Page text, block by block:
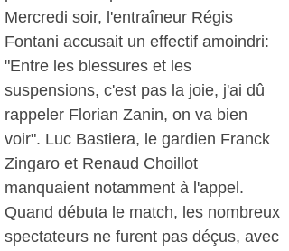
Mercredi soir, l'entraîneur Régis
Fontani accusait un effectif amoindri:
"Entre les blessures et les
suspensions, c'est pas la joie, j'ai dû
rappeler Florian Zanin, on va bien
voir". Luc Bastiera, le gardien Franck
Zingaro et Renaud Choillot
manquaient notamment à l'appel.
Quand débuta le match, les nombreux
spectateurs ne furent pas déçus, avec